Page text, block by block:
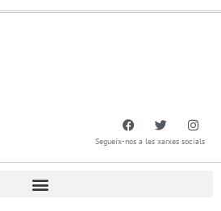
Segueix-nos a les xarxes socials